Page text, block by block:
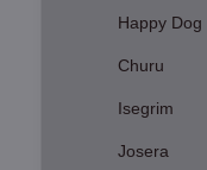
Happy Dog
Churu
Isegrim
Josera